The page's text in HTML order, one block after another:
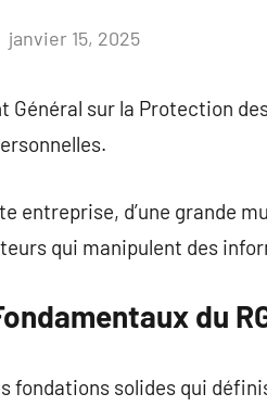
janvier 15, 2025
Général sur la Protection
entreprise, d’une grande
qui manipulent des
du
fondations solides qui